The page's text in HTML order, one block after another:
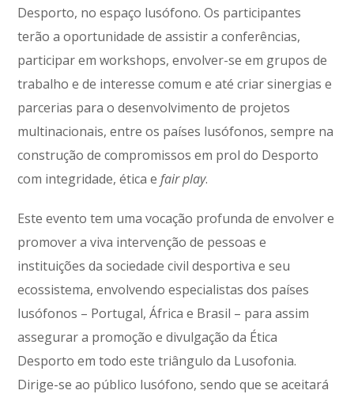
Desporto, no espaço lusófono. Os participantes
terão a oportunidade de assistir a conferências,
participar em workshops, envolver-se em grupos de
trabalho e de interesse comum e até criar sinergias e
parcerias para o desenvolvimento de projetos
multinacionais, entre os países lusófonos, sempre na
construção de compromissos em prol do Desporto
com integridade, ética efair play.
Este evento tem uma vocação profunda de envolver e
promover a viva intervenção de pessoas e
instituições da sociedade civil desportiva e seu
ecossistema, envolvendo especialistas dos países
lusófonos – Portugal, África e Brasil – para assim
assegurar a promoção e divulgação da Ética
Desporto em todo este triângulo da Lusofonia.
Dirige-se ao público lusófono, sendo que se aceitará